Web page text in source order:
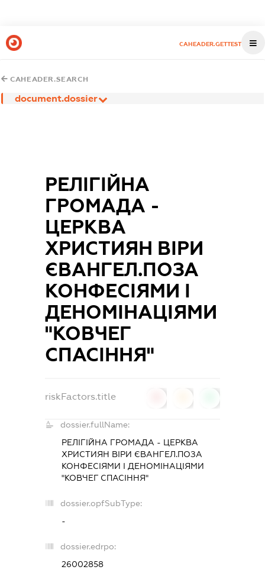
CAHEADER.GETTEST
CAHEADER.SEARCH
document.dossier
РЕЛІГІЙНА
ГРОМАДА -
ЦЕРКВА
ХРИСТИЯН ВІРИ
ЄВАНГЕЛ.ПОЗА
КОНФЕСІЯМИ І
ДЕНОМІНАЦІЯМИ
"КОВЧЕГ
СПАСІННЯ"
riskFactors.title
dossier.fullName:
РЕЛІГІЙНА ГРОМАДА - ЦЕРКВА
ХРИСТИЯН ВІРИ ЄВАНГЕЛ.ПОЗА
КОНФЕСІЯМИ І ДЕНОМІНАЦІЯМИ
"КОВЧЕГ СПАСІННЯ"
dossier.opfSubType:
-
dossier.edrpo:
26002858